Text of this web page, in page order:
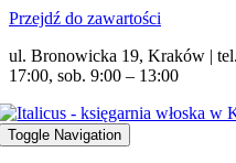
Przejdź do zawartości
ul. Bronowicka 19, Kraków |
17:00, sob. 9:00 – 13:00
Toggle Navigation